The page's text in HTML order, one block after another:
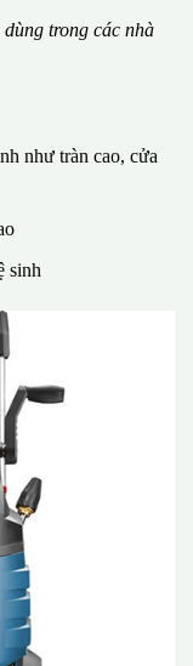
trong các nhà
như tràn cao, cửa
sinh